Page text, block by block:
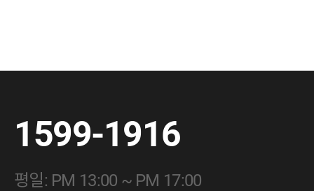
1599-1916
평일: PM 13:00 ~ PM 17:00